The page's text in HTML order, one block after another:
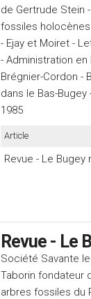
de Gertrude Stein
fossiles holocènes
- Ejay et Moiret -
- Administration
Brégnier-Cordon -
dans le Bas-
1985
Article
Revue - Le Bugey
Revue - Le
Société Savante
Taborin fondateur
arbres fossiles du